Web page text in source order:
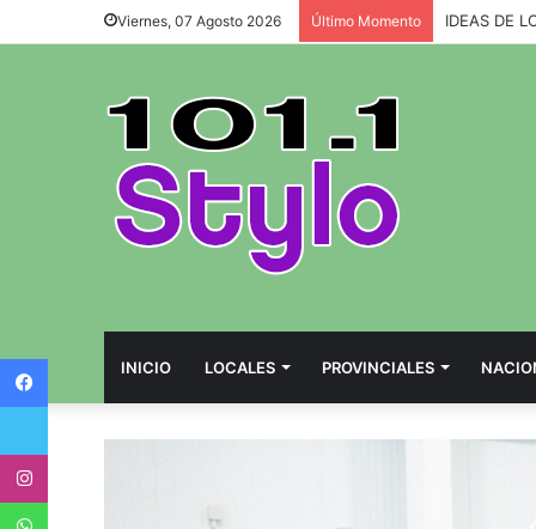
Viernes, 07 Agosto 2026 Último Momento IDEAS DE
INICIO LOCALES PROVINCIALES
Twitter